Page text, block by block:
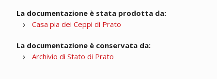
La documentazione è stata prodotta da:
Casa pia dei Ceppi di Prato
La documentazione è conservata da:
Archivio di Stato di Prato